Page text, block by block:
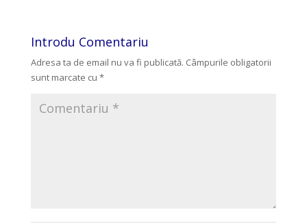
Introdu Comentariu
Adresa ta de email nu va fi publicată. Câmpurile obligatorii
sunt marcate cu *